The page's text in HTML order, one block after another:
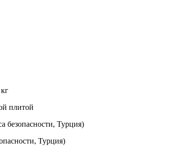
плитой
безопасности, Турция)
Турция)